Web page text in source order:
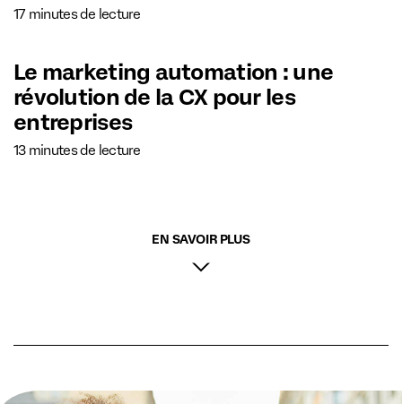
17 minutes de lecture
Le marketing automation : une
révolution de la CX pour les
entreprises
13 minutes de lecture
EN SAVOIR PLUS